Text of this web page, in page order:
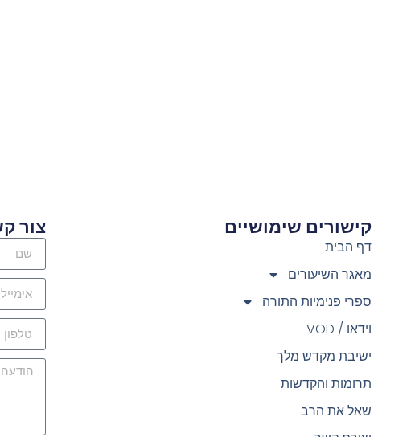
קישורים שימושיים
דף הבית
מאגר השיעורים
ספרי פנימיות התורה
וידאו / VOD
ישיבת מקדש מלך
תרומות והקדשות
שאל את הרב
צור